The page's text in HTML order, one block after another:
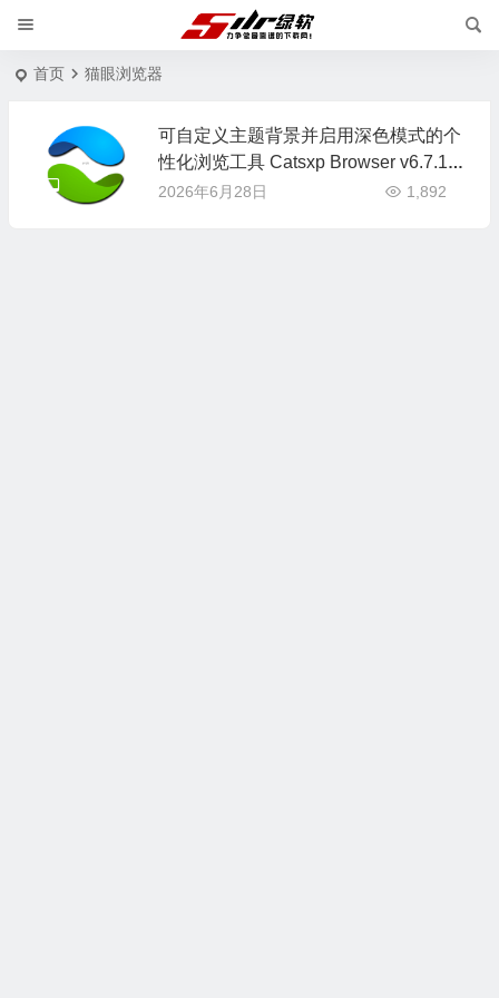
首页 猫眼浏览器
可自定义主题背景并启用深色模式的个
性化浏览工具 Catsxp Browser v6.7.1
中文版
2026年6月28日 1,892